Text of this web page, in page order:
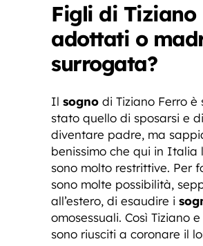
Figli di Tiziano
adottati o
surrogata?
Il sogno di Tiziano Ferro è
stato quello di sposarsi e di
diventare padre, ma
benissimo che qui in Italia
sono molto restrittive. Per
sono molte possibilità,
all’estero, di esaudire i
omosessuali. Così Tiziano
sono riusciti a coronare il